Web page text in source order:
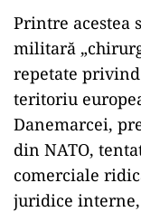
Printre acestea
militară
repetate
teritoriu
Danemarcei,
din NATO,
comerciale
juridice